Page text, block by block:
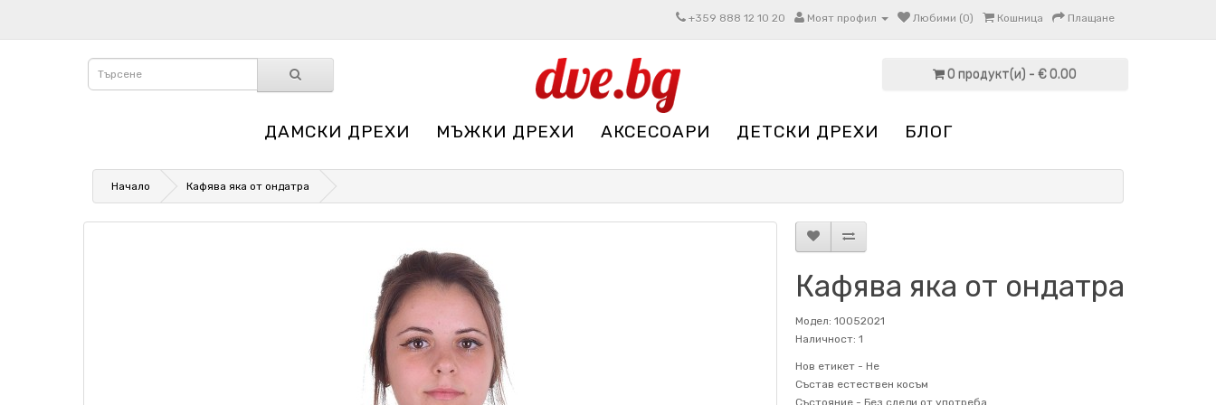
+359 888 12 10 20 Моят профил Любими (0) Кошница Плащане
0 продукт(и) - € 0.00
ДАМСКИ ДРЕХИ МЪЖКИ ДРЕХИ АКСЕСОАРИ ДЕТСКИ ДРЕХИ БЛОГ
Начало Кафява яка от ондатра
Кафява яка от ондатра
Модел: 10052021
Наличност: 1
Нов етикет - Не
Състав естествен косъм
Състояние - Без следи от употреба.